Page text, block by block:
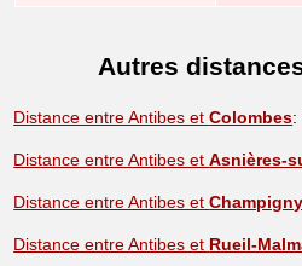
Autres
Distance entre Antibes etColombes:
Distance entre Antibes etAsnières-
Distance entre Antibes et
Distance entre Antibes et Rueil-